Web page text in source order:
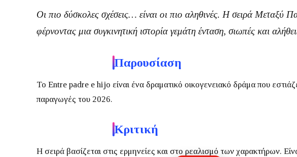
Οι πιο δύσκολες σχέσεις… είναι οι πιο αληθινές. Η σειράΜεταξύ
φέρνοντας μια συγκινητική ιστορία γεμάτη ένταση, σιωπές και
Παρουσίαση
Το Entre padre e hijo είναι ένα δραματικό οικογενειακό δράμα που
παραγωγές του 2026.
Κριτική
Η σειρά βασίζεται στις ερμηνείες και στο ρεαλισμό των χαρακτήρων.